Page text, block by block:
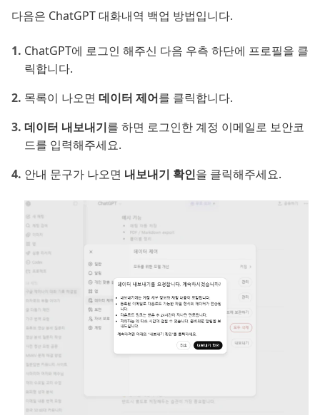
다음은 ChatGPT 대화내역 백업 방법입니다.
ChatGPT에 로그인 해주신 다음 우측 하단에 프로필을 클
릭합니다.
목록이 나오면 데이터 제어를 클릭합니다.
데이터 내보내기를 하면 로그인한 계정 이메일로 보안코
드를 입력해주세요.
안내 문구가 나오면 내보내기 확인을 클릭해주세요.